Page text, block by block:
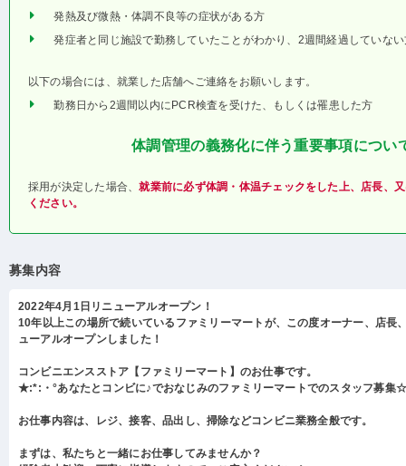
発熱及び微熱・体調不良等の症状がある方
発症者と同じ施設で勤務していたことがわかり、2週間経過していな
以下の場合には、就業した店舗へご連絡をお願いします。
勤務日から2週間以内にPCR検査を受けた、もしくは罹患した方
体調管理の義務化に伴う重要事項につい
採用が決定した場合、就業前に必ず体調・体温チェックをした上、店長、
ください。
募集内容
2022年4月1日リニューアルオープン！
10年以上この場所で続いているファミリーマートが、この度オーナー、店長
ューアルオープンしました！
コンビニエンスストア【ファミリーマート】のお仕事です。
★:*:・°あなたとコンビに♪でおなじみのファミリーマートでのスタッフ募集
お仕事内容は、レジ、接客、品出し、掃除などコンビニ業務全般です。
まずは、私たちと一緒にお仕事してみませんか？